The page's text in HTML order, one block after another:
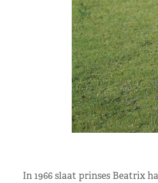
In 1966 slaat prinses Beatrix